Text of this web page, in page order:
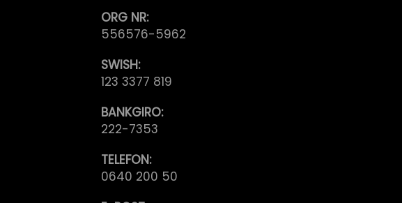
ORG NR:
556576-5962
SWISH:
123 3377 819
BANKGIRO:
222-7353
TELEFON:
0640 200 50